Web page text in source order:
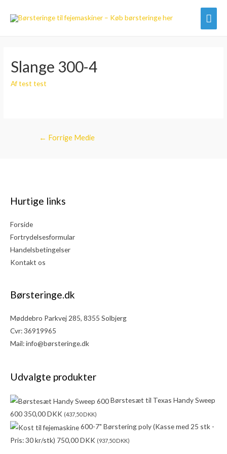
Slange 300-4
Aftest test
Indlægsnavigation
← Forrige Medie
Hurtige links
Forside
Fortrydelsesformular
Handelsbetingelser
Kontakt os
Børsteringe.dk
Møddebro Parkvej 285, 8355 Solbjerg
Cvr: 36919965
Mail:info@børsteringe.dk
Udvalgte produkter
Børstesæt til Texas Handy Sweep
600350,00DKK (437,50DKK)
600-7" Børstering poly (Kasse med 25 stk -
Pris: 30 kr/stk) 750,00DKK (937,50DKK)